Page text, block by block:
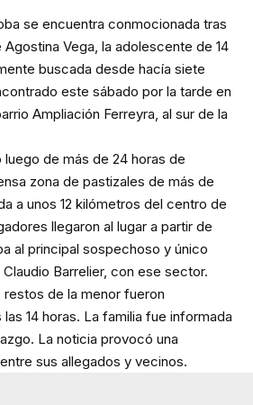
se encuentra conmocionada tras
Vega, la adolescente de 14
buscada desde hacía siete
este sábado por la tarde en
Ampliación Ferreyra, al sur de la
luego de más de 24 horas de
zona de pastizales de más de
a unos 12 kilómetros del centro de
llegaron al lugar a partir de
al principal sospechoso y único
Barrelier, con ese sector.
de la menor fueron
14 horas. La familia fue informada
La noticia provocó una
sus allegados y vecinos.